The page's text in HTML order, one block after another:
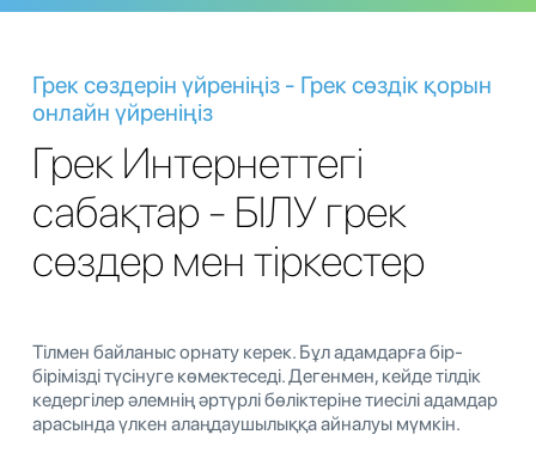
Грек сөздерін үйреніңіз - Грек сөздік қорын
онлайн үйреніңіз
Грек Интернеттегі
сабақтар - БІЛУ грек
сөздер мен тіркестер
Тілмен байланыс орнату керек. Бұл адамдарға бір-
бірімізді түсінуге көмектеседі. Дегенмен, кейде тілдік
кедергілер әлемнің әртүрлі бөліктеріне тиесілі адамдар
арасында үлкен алаңдаушылыққа айналуы мүмкін.